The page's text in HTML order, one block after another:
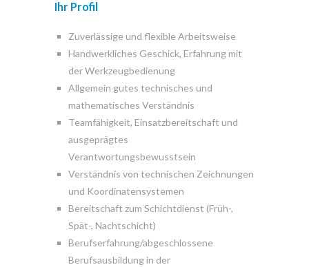
Ihr Profil
Zuverlässige und flexible Arbeitsweise
Handwerkliches Geschick, Erfahrung mit
der Werkzeugbedienung
Allgemein gutes technisches und
mathematisches Verständnis
Teamfähigkeit, Einsatzbereitschaft und
ausgeprägtes
Verantwortungsbewusstsein
Verständnis von technischen Zeichnungen
und Koordinatensystemen
Bereitschaft zum Schichtdienst (Früh-,
Spät-, Nachtschicht)
Berufserfahrung/abgeschlossene
Berufsausbildung in der